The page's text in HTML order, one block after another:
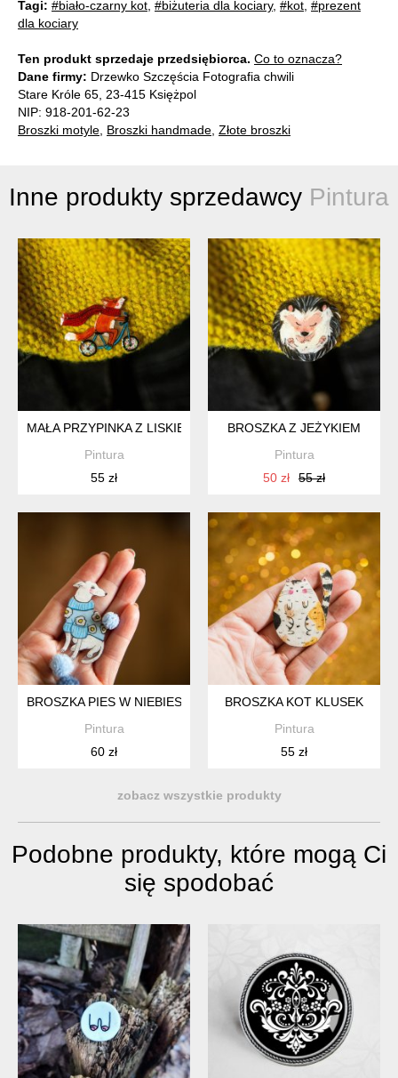
Tagi: #biało-czarny kot #biżuteria dla kociary, #kot #prezent
dla kociary
Ten produkt sprzedaje przedsiębiorca. Co to oznacza?
Dane firmy: Drzewko Szczęścia Fotografia chwili
Stare Króle 65, 23-415 Księżpol
NIP: 918-201-62-23
Broszki motyle Broszki handmade Złote broszki
Inne produkty sprzedawcy Pintura
MAŁA PRZYPINKA Z LISKIEM ANDRZEJEM NA ROWERZE
Pintura
55 zł
BROSZKA Z JEŻYKIEM
Pintura
50 zł
55 zł
BROSZKA PIES W NIEBIESKIM SWETRZE W KWIATY
Pintura
60 zł
BROSZKA KOT KLUSEK
Pintura
55 zł
zobacz wszystkie produkty
Podobne produkty, które mogą Ci
się spodobać